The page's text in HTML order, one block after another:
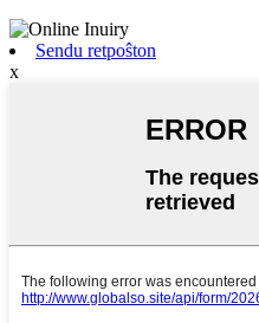
Sendu retpoŝton
x